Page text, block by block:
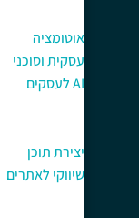
אוטומציה
עסקית וסוכני
AI לעסקים
יצירת תוכן
שיווקי לאתרים